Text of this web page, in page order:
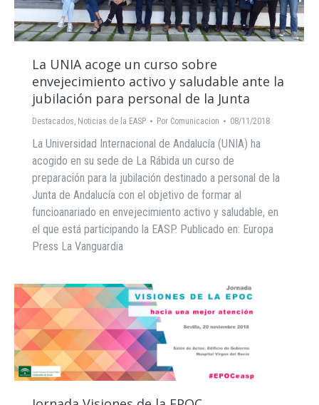
La UNIA acoge un curso sobre
envejecimiento activo y saludable ante la
jubilación para personal de la Junta
Destacados, Noticias de la EASP Por Comunicacion 08/11/2018
La Universidad Internacional de Andalucía (UNIA) ha
acogido en su sede de La Rábida un curso de
preparación para la jubilación destinado a personal de la
Junta de Andalucía con el objetivo de formar al
funcioanariado en envejecimiento activo y saludable, en
el que está participando la EASP. Publicado en: Europa
Press La Vanguardia